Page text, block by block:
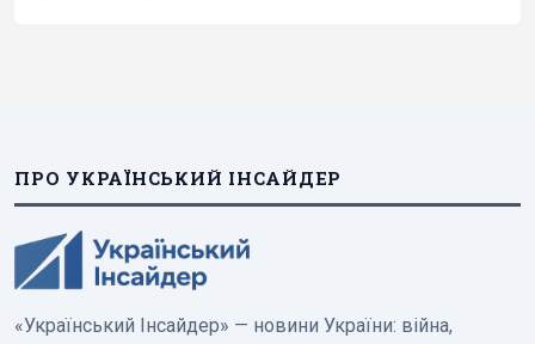
ПРО УКРАЇНСЬКИЙ ІНСАЙДЕР
«Український Інсайдер» — новини України: війна,